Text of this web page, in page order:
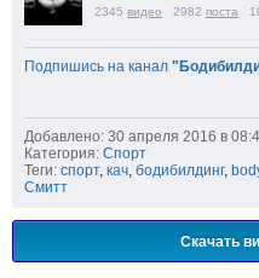
2345 видео 2982 поста
Подпишись на канал
Добавлено: 30 апреля 2016 в
Категория: Спорт
Теги: спорт, кач, бодибилдинг,
Смитт
Скачать